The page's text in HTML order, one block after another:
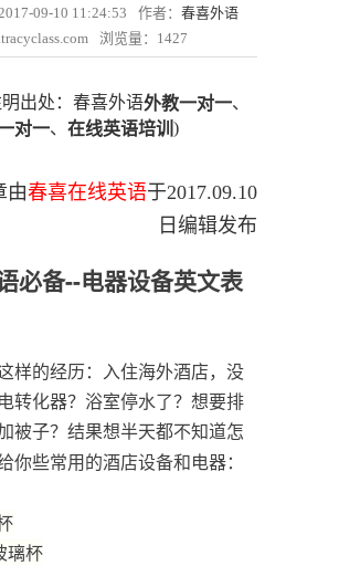
09-10 11:24:53 作者： 春喜外语
浏览量： 1427
出处：春喜外语外教一对一、
对一、 在线英语培训 )
由春喜在线英语于2017.09.10
日编辑发布
必备--电器设备英文表
样的经历：入住海外酒店，没
转化器？浴室停水了？想要排
被子？结果想半天都不知道怎
你些常用的酒店设备和电器：
璃杯